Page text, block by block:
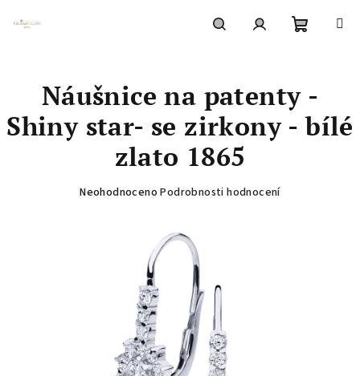
košík
Náušnice na patenty -
Shiny star- se zirkony - bílé
zlato 1865
Průměrné
Neohodnoceno Podrobnosti hodnocení